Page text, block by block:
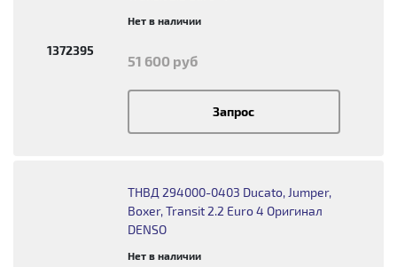
1372395
Нет в наличии
51 600 руб
Запрос
ТНВД 294000-0403 Ducato, Jumper,
Boxer, Transit 2.2 Euro 4 Оригинал
DENSO
Нет в наличии